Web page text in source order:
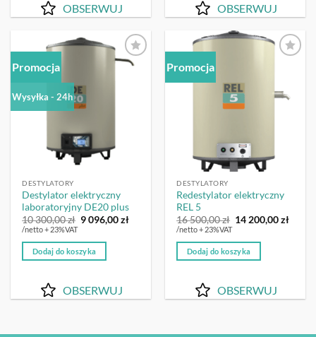
OBSERWUJ OBSERWUJ
Promocja
Wysyłka - 24h
OBSERWUJ
DESTYLATORY
Destylator elektryczny
laboratoryjny DE20 plus
10 300,00zł Pierwotna
10
300,00 zł.
9 096,00złAktualna
/netto + 23%VAT
Dodaj do koszyka
OBSERWUJ
Promocja
DESTYLATORY
Redestylator elektryczny
REL 5
16 500,00zł Pierwotna
16
500,00 zł.
14 200,00zł
/netto + 23%VAT
Dodaj do koszyka
OBSERWUJ